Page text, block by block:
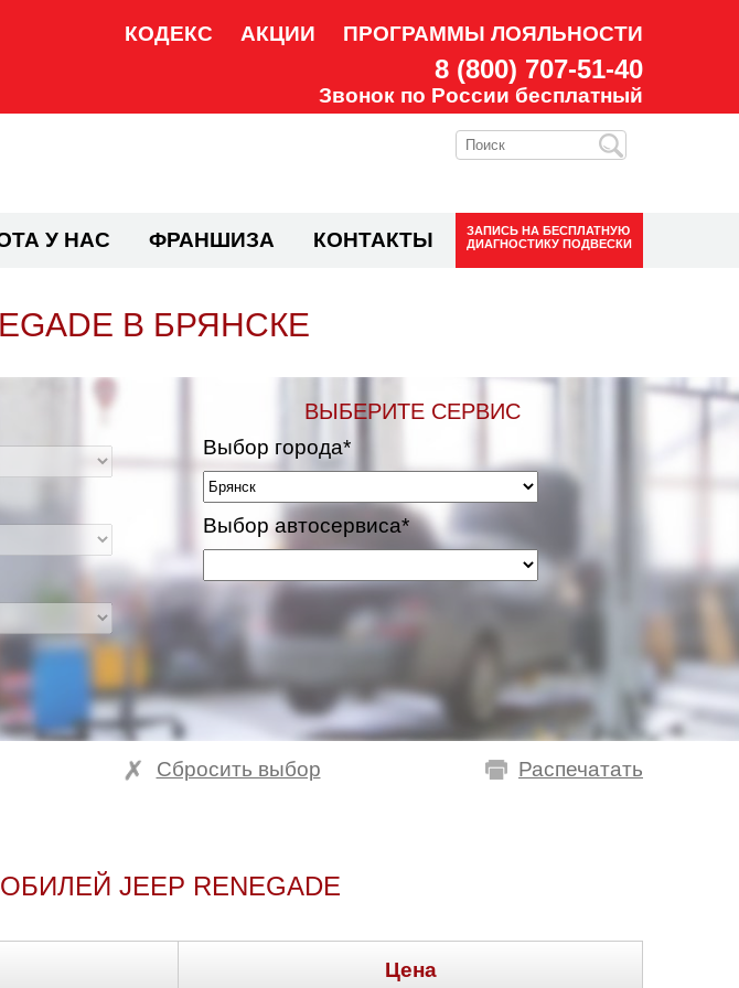
КОДЕКС АКЦИИ ПРОГРАММЫ ЛОЯЛЬНОСТИ
8 (800) 707-51-40
Звонок по России бесплатный
У НАС ФРАНШИЗА КОНТАКТЫ ЗАПИСЬ НА БЕСПЛАТНУЮ
ДИАГНОСТИКУ ПОДВЕСКИ
В БРЯНСКЕ
ВЫБЕРИТЕ СЕРВИС
Выбор города*
Выбор автосервиса*
Распечатать
Сбросить выбор
JEEP RENEGADE
Цена